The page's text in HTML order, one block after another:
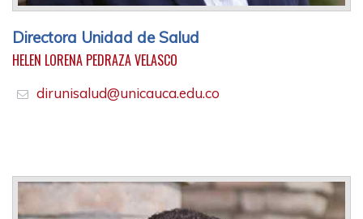
Directora Unidad de Salud
HELEN LORENA PEDRAZA VELASCO
dirunisalud@unicauca.edu.co